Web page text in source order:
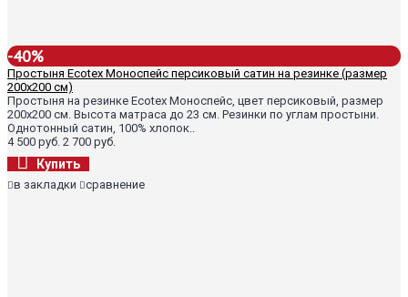
-40%
Простыня Ecotex Моноспейс персиковый сатин на резинке (размер
200х200 см)
Простыня на резинке Ecotex Моноспейс, цвет персиковый, размер
200х200 см. Высота матраса до 23 см. Резинки по углам простыни.
Однотонный сатин, 100% хлопок..
4 500 руб. 2 700 руб.
Купить
в закладки сравнение